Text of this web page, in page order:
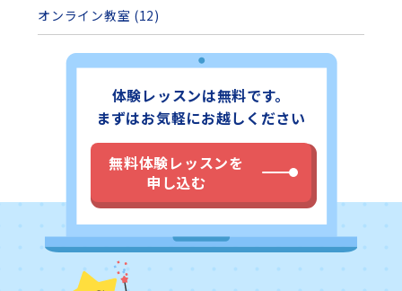
オンライン教室 (12)
体験レッスンは無料です。
まずはお気軽にお越しください
無料体験レッスンを
申し込む